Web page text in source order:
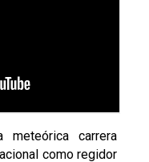
meteórica carrera
como regidor